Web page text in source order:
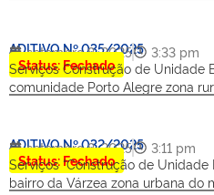
ADITIVO Nº 035/2025
setembro 8, 2025 3:33 pm
Status: Fechado
Serviços Construção de Unidade
comunidade Porto Alegre zona
ADITIVO Nº 032/2025
setembro 8, 2025 3:11 pm
Status: Fechado
Serviços “Construção de
bairro da Várzea zona urbana do